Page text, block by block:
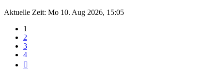
Aktuelle Zeit: Mo 10. Aug 2026, 15:05
1
2
3
4